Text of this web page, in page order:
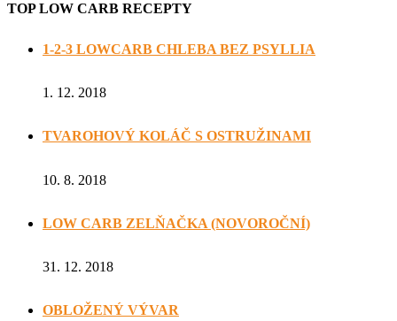
TOP LOW CARB RECEPTY
1-2-3 LOWCARB CHLEBA BEZ PSYLLIA
1. 12. 2018
TVAROHOVÝ KOLÁČ S OSTRUŽINAMI
10. 8. 2018
LOW CARB ZELŇAČKA (NOVOROČNÍ)
31. 12. 2018
OBLOŽENÝ VÝVAR